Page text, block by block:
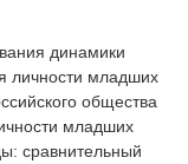
динамики
личности младших
общества
младших
сравнительный